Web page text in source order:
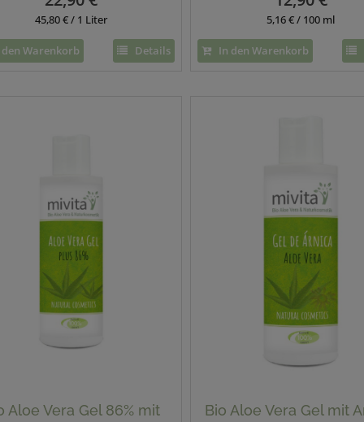
45,80 € / 1 Liter
Warenkorb Details
5,16 € / 100 ml
In den Warenkorb
Aloe Vera Gel 86% mit
Bio Aloe Vera Gel mit